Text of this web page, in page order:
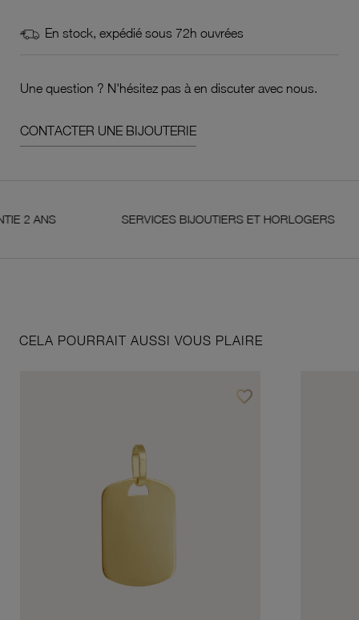
En stock, expédié sous 72h ouvrées
Une question ? N'hésitez pas à en discuter avec nous.
CONTACTER UNE BIJOUTERIE
SERVICES BIJOUTIERS ET HORLOGERS
CELA POURRAIT AUSSI VOUS PLAIRE
favorite_borderAjouter à vos favoris